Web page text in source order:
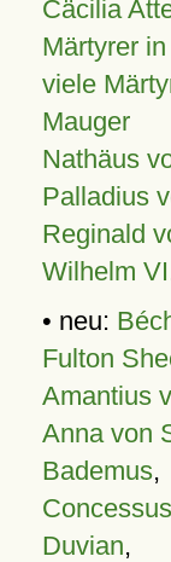
Cäcilia
Märtyrer
viele
Mauger
Nathäus
Palladius
Reginald
Wilhelm
• neu:
Fulton
Amantius
Anna von
Bademus,
Duvian,